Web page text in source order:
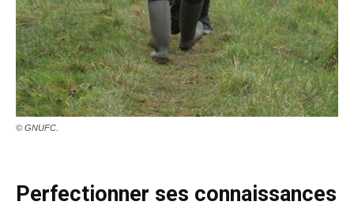
© GNUFC.
Perfectionner ses connaissances